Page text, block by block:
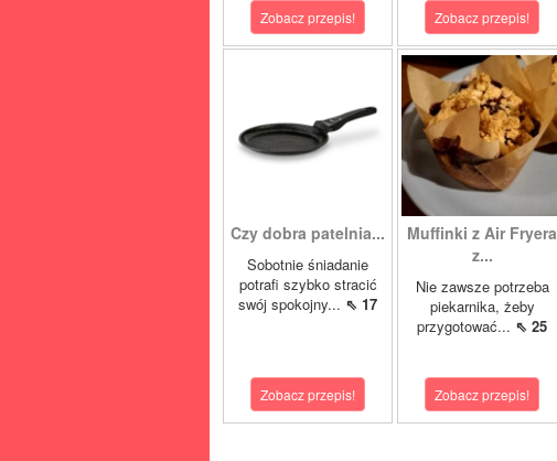
Zobacz przepis! Zobacz przepis!
Czy dobra patelnia...
Sobotnie śniadanie
potrafi szybko stracić
swój spokojny... ⇖ 17
Zobacz przepis!
Muffinki z Air Fryera
z...
Nie zawsze potrzeba
piekarnika, żeby
przygotować... ⇖ 25
Zobacz przepis!